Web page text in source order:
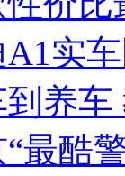
A1实
到养
最酷